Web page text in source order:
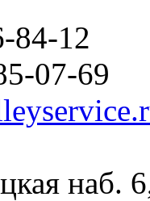
84-12
07-69
наб.